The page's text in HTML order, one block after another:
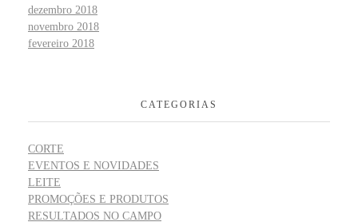
dezembro 2018
novembro 2018
fevereiro 2018
CATEGORIAS
CORTE
EVENTOS E NOVIDADES
LEITE
PROMOÇÕES E PRODUTOS
RESULTADOS NO CAMPO